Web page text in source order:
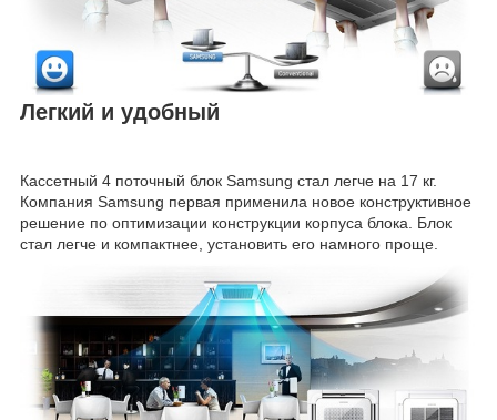
Легкий и удобный
Кассетный 4 поточный блок Samsung стал легче на 17 кг.
Компания Samsung первая применила новое конструктивное
решение по оптимизации конструкции корпуса блока. Блок
стал легче и компактнее, установить его намного проще.